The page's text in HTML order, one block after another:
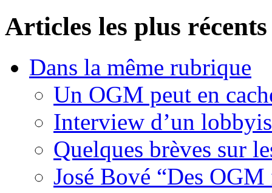
Articles les plus récents
Dans la même rubrique
Un OGM peut en
Interview d’un
Quelques brèves sur
José Bové “Des